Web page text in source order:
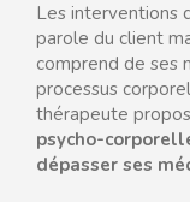
Les interventions
parole du client
comprend de ses
processus
thérapeute
psycho-
dépasser ses